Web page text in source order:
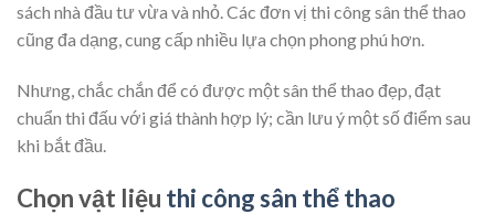
sách nhà đầu tư vừa và nhỏ. Các đơn vị thi công sân thể thao
cũng đa dạng, cung cấp nhiều lựa chọn phong phú hơn.
Nhưng, chắc chắn để có được một sân thể thao đẹp, đạt
chuẩn thi đấu với giá thành hợp lý; cần lưu ý một số điểm sau
khi bắt đầu.
Chọn vật liệu thi công sân thể thao